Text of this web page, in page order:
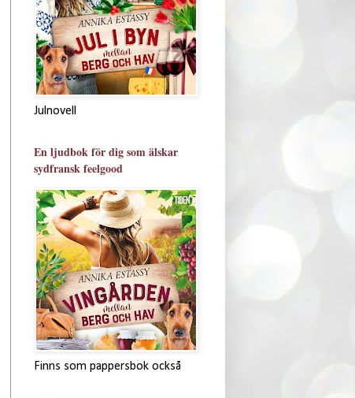
Julnovell
En ljudbok för dig som älskar
sydfransk feelgood
Finns som pappersbok också